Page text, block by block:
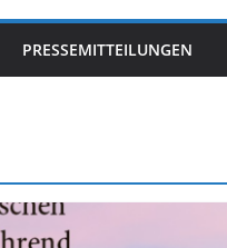
PRESSEMITTEILUNGEN